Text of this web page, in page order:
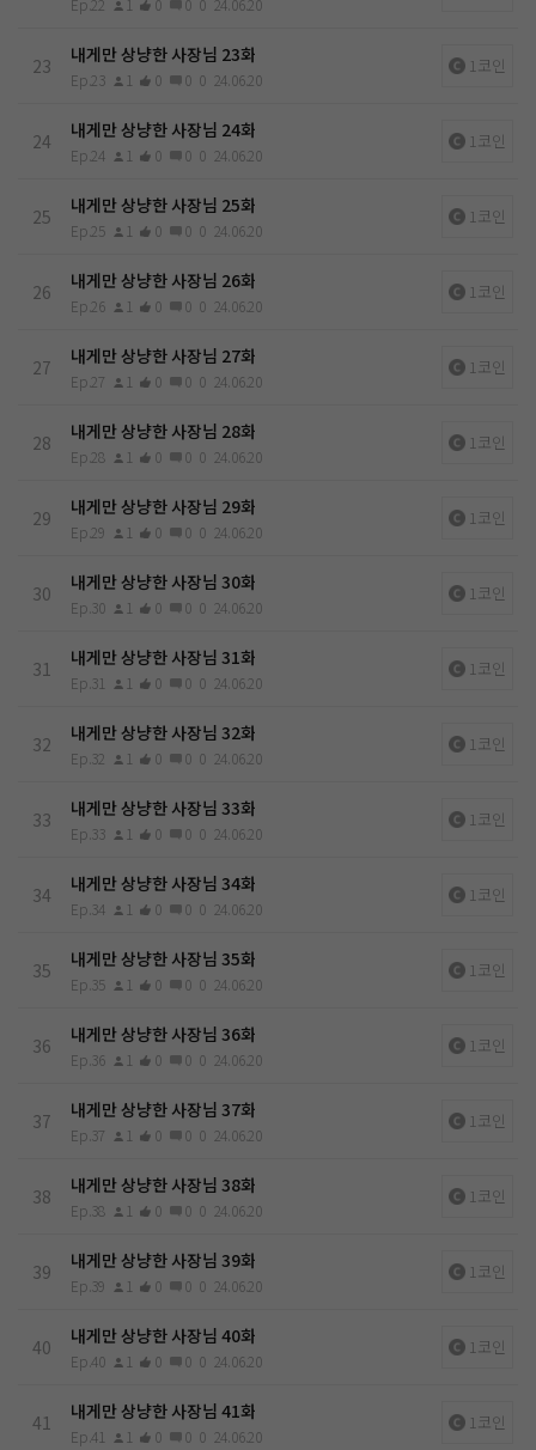
23 내게만 상냥한 사장님 23화
Ep.23 1 0 0 0 24.06.20
1코인
24 내게만 상냥한 사장님 24화
Ep.24 1 0 0 0 24.06.20
1코인
25 내게만 상냥한 사장님 25화
Ep.25 1 0 0 0 24.06.20
1코인
26 내게만 상냥한 사장님 26화
Ep.26 1 0 0 0 24.06.20
1코인
27 내게만 상냥한 사장님 27화
Ep.27 1 0 0 0 24.06.20
1코인
28 내게만 상냥한 사장님 28화
Ep.28 1 0 0 0 24.06.20
1코인
29 내게만 상냥한 사장님 29화
Ep.29 1 0 0 0 24.06.20
1코인
30 내게만 상냥한 사장님 30화
Ep.30 1 0 0 0 24.06.20
1코인
31 내게만 상냥한 사장님 31화
Ep.31 1 0 0 0 24.06.20
1코인
32 내게만 상냥한 사장님 32화
Ep.32 1 0 0 0 24.06.20
1코인
33 내게만 상냥한 사장님 33화
Ep.33 1 0 0 0 24.06.20
1코인
34 내게만 상냥한 사장님 34화
Ep.34 1 0 0 0 24.06.20
1코인
35 내게만 상냥한 사장님 35화
Ep.35 1 0 0 0 24.06.20
1코인
36 내게만 상냥한 사장님 36화
Ep.36 1 0 0 0 24.06.20
1코인
37 내게만 상냥한 사장님 37화
Ep.37 1 0 0 0 24.06.20
1코인
38 내게만 상냥한 사장님 38화
Ep.38 1 0 0 0 24.06.20
1코인
39 내게만 상냥한 사장님 39화
Ep.39 1 0 0 0 24.06.20
1코인
40 내게만 상냥한 사장님 40화
Ep.40 1 0 0 0 24.06.20
1코인
41 내게만 상냥한 사장님 41화
Ep.41 1 0 0 0 24.06.20
1코인